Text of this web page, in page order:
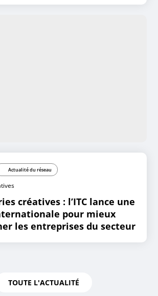
Actualité du réseau
créatives : l’ITC lance une
pour mieux
les entreprises du secteur
TOUTE L'ACTUALITÉ